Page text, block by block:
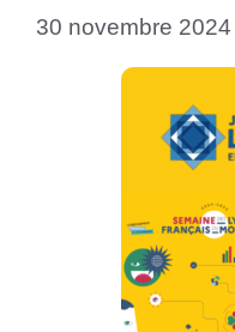
30 novembre 2024